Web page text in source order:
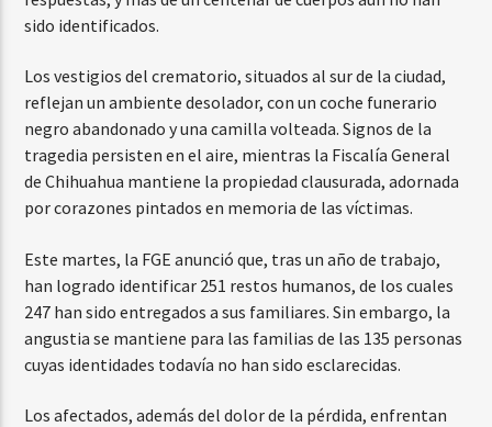
sido identificados.
Los vestigios del crematorio, situados al sur de la ciudad,
reflejan un ambiente desolador, con un coche funerario
negro abandonado y una camilla volteada. Signos de la
tragedia persisten en el aire, mientras la Fiscalía General
de Chihuahua mantiene la propiedad clausurada, adornada
por corazones pintados en memoria de las víctimas.
Este martes, la FGE anunció que, tras un año de trabajo,
han logrado identificar 251 restos humanos, de los cuales
247 han sido entregados a sus familiares. Sin embargo, la
angustia se mantiene para las familias de las 135 personas
cuyas identidades todavía no han sido esclarecidas.
Los afectados, además del dolor de la pérdida, enfrentan